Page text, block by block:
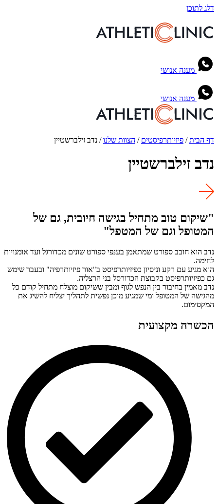
דלג לתוכן
מענה אנושי
מענה אנושי
דף הבית/ פיזיותרפיסטים / הצוות שלנו/ נדב זילברשטיין
נדב זילברשטיין
"שיקום טוב מתחיל בגישה חיובית, גם של
המטופל וגם של המטפל"
נדב הוא חובב ספורט שמתאמן בענפי ספורט שונים מכדורגל ועד אומנויות
לחימה.
הוא מגיע עם רקע וניסיון כפיזיותרפיסט ב"אור פיזיותרפיה" ובעבר שימש
גם כפיזיותרפיסט בקבוצת הכדורסל בני הרצליה.
נדב מאמין בחיבור בין הנפש לגוף ומבין ששיקום מוצלח מתחיל קודם כל
מהגישה של המטופל ומי שמגיע מוכן נפשית לתהליך יצליח להשיג את
המקסימום.
הכשרה מקצועית